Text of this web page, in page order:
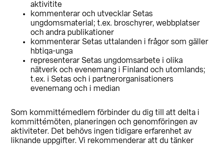
aktivitite
kommenterar och utvecklar Setas
ungdomsmaterial; t.ex. broschyrer, webbplatser
och andra publikationer
kommenterar Setas uttalanden i frågor som gäller
hbtiqa-unga
representerar Setas ungdomsarbete i olika
nätverk och evenemang i Finland och utomlands;
t.ex. i Setas och i partnerorganisationers
evenemang och i median
Som kommittémedlem förbinder du dig till att delta i
kommittémöten, planeringen och genomföringen av
aktiviteter. Det behövs ingen tidigare erfarenhet av
liknande uppgifter. Vi rekommenderar att du tänker